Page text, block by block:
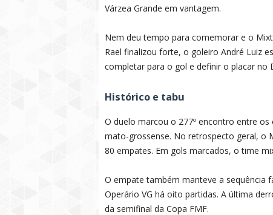
Várzea Grande em vantagem.
Nem deu tempo para comemorar e o
Rael finalizou forte, o goleiro André Luiz
completar para o gol e definir o placar no
Histórico e tabu
O duelo marcou o 277º encontro entre
mato-grossense. No retrospecto geral, o
80 empates. Em gols marcados, o time
O empate também manteve a sequência
Operário VG há oito partidas. A última
da semifinal da Copa FMF.